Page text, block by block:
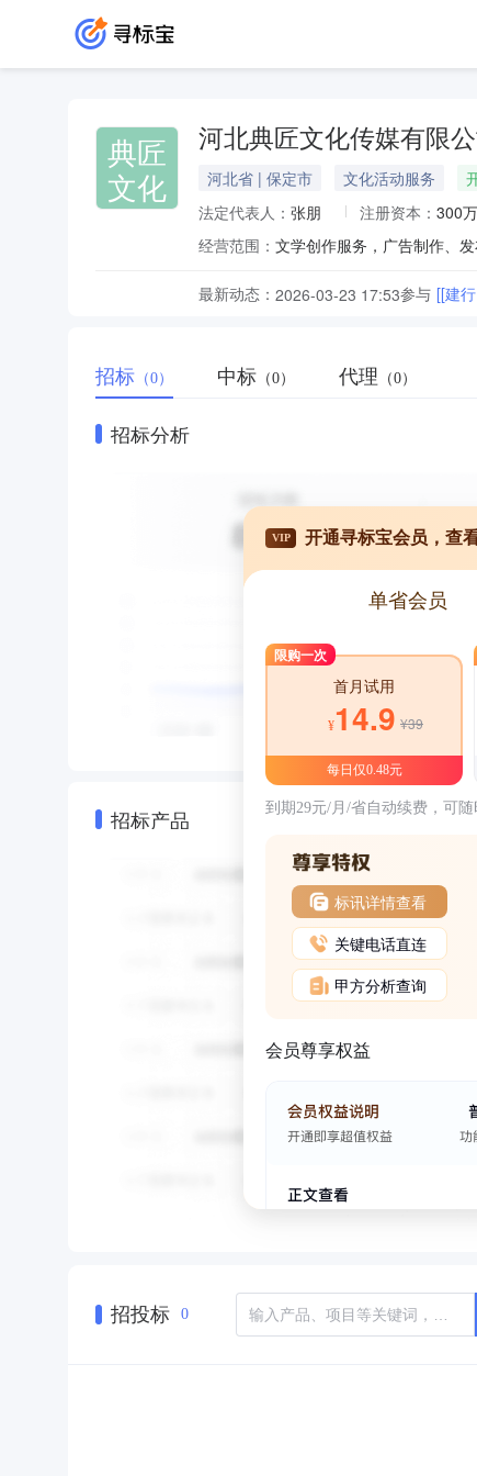
典匠
文化
河北典匠文化传媒有限公
河北省 | 保定市 文化活动服务
法定代表人： 张朋 注册资本： 300
经营范围：
最新动态： 2026-03-23 17:53参与 [[建
招标 （0） 中标 （0） 代理 （0）
招标分析
招标产品
VIP 开通寻标宝会员，查
单省会员
限购一次
首月试用
¥14.9 ¥39
每日仅0.48元
到期29元/月/省自动续费，可随
标讯详情查看
关键电话直连
甲方分析查询
会员尊享权益
招投标 0